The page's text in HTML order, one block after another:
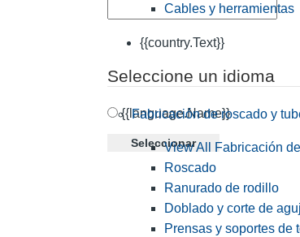
{{country.Text}}
Seleccione un idioma
{{language.Name}}
Seleccionar
Cables y herramientas
Fabricación de roscado y
View All Fabricación
Roscado
Ranurado de rodillo
Doblado y corte de
Prensas y soportes de